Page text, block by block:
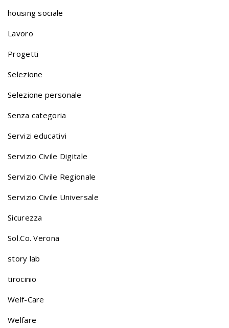
housing sociale
Lavoro
Progetti
Selezione
Selezione personale
Senza categoria
Servizi educativi
Servizio Civile Digitale
Servizio Civile Regionale
Servizio Civile Universale
Sicurezza
Sol.Co. Verona
story lab
tirocinio
Welf-Care
Welfare